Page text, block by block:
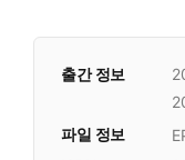
출간 정보
파일 정보